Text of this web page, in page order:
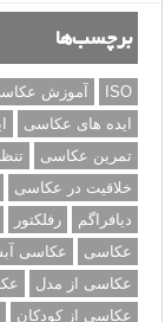
برچسب‌ها
ISO آموزش
ایده های عکاسی
تمرین عکاسی
خلاقیت در عکاسی
دیافراگم
رفلکتور
عکاسی
عکاسی
عکاسی از مدل
عکاسی از کودکان